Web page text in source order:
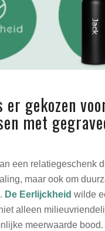
er gekozen
met
een relatiegeschenk
maar ook om
De Eerlijckheid wilde
alleen
meerwaarde